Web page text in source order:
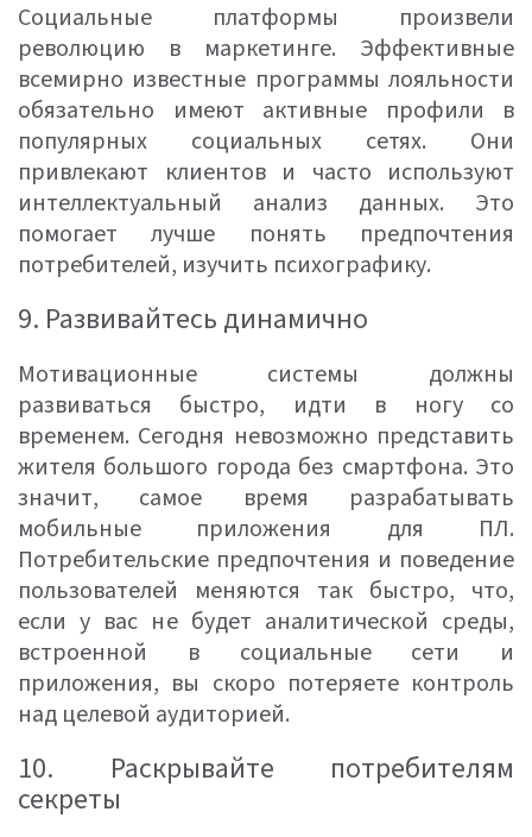
Социальные платформы произвели
революцию в маркетинге. Эффективные
всемирно известные программы лояльности
обязательно имеют активные профили в
популярных социальных сетях. Они
привлекают клиентов и часто используют
интеллектуальный анализ данных. Это
помогает лучше понять предпочтения
потребителей, изучить психографику.
9. Развивайтесь динамично
Мотивационные системы должны
развиваться быстро, идти в ногу со
временем. Сегодня невозможно представить
жителя большого города без смартфона. Это
значит, самое время разрабатывать
мобильные приложения для ПЛ.
Потребительские предпочтения и поведение
пользователей меняются так быстро, что,
если у вас не будет аналитической среды,
встроенной в социальные сети и
приложения, вы скоро потеряете контроль
над целевой аудиторией.
10. Раскрывайте потребителям
секреты